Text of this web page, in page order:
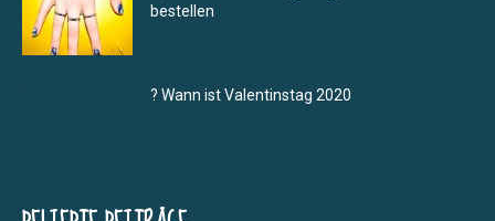
bestellen
? Wann ist Valentinstag 2020